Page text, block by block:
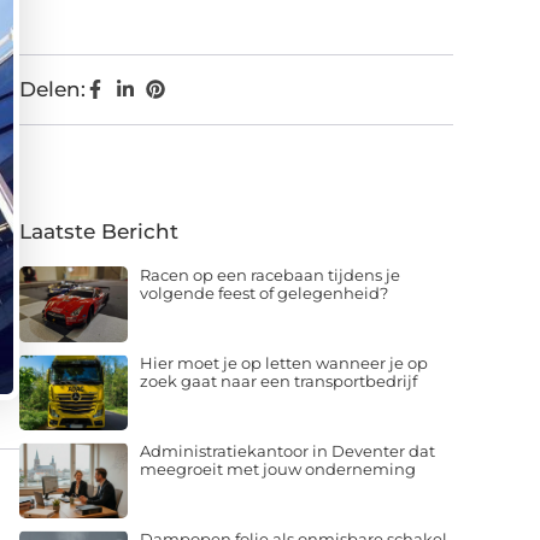
Delen:
Laatste Bericht
Racen op een racebaan tijdens je
volgende feest of gelegenheid?
Hier moet je op letten wanneer je op
zoek gaat naar een transportbedrijf
Administratiekantoor in Deventer dat
meegroeit met jouw onderneming